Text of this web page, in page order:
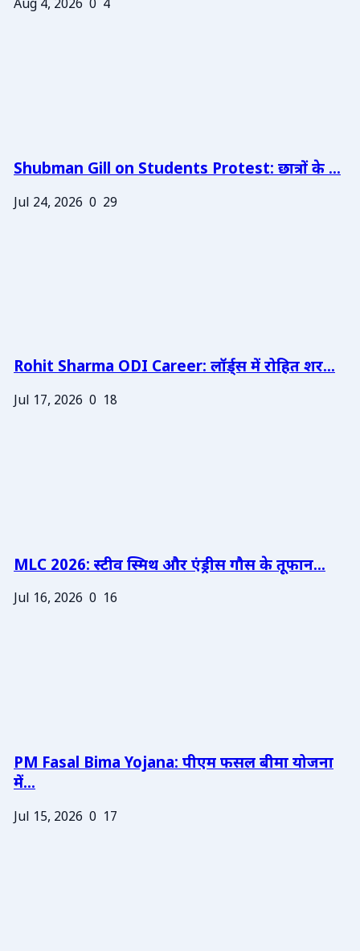
Aug 4, 2026 0 4
Shubman Gill on Students Protest: छात्रों के ...
Jul 24, 2026 0 29
Rohit Sharma ODI Career: लॉर्ड्स में रोहित शर...
Jul 17, 2026 0 18
MLC 2026: स्टीव स्मिथ और एंड्रीस गौस के तूफान...
Jul 16, 2026 0 16
PM Fasal Bima Yojana: पीएम फसल बीमा योजना
में...
Jul 15, 2026 0 17